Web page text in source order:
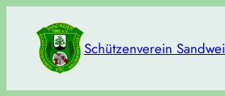
Inhalt
springen
Schützenverein